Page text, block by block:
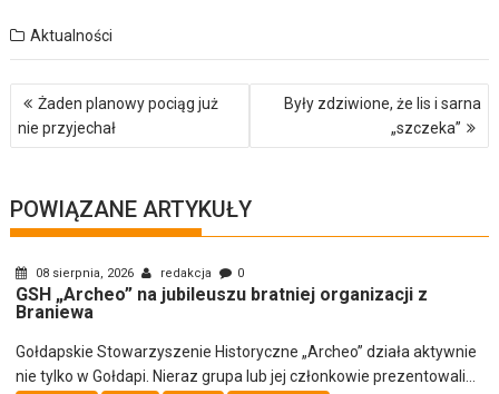
Aktualności
Nawigacja
wpisu
Żaden planowy pociąg już
nie przyjechał
Były zdziwione, że lis i sarna
„szczeka”
POWIĄZANE ARTYKUŁY
08 sierpnia, 2026 redakcja 0
GSH „Archeo” na jubileuszu bratniej organizacji z
Braniewa
Gołdapskie Stowarzyszenie Historyczne „Archeo” działa aktywnie
nie tylko w Gołdapi. Nieraz grupa lub jej członkowie prezentowali...